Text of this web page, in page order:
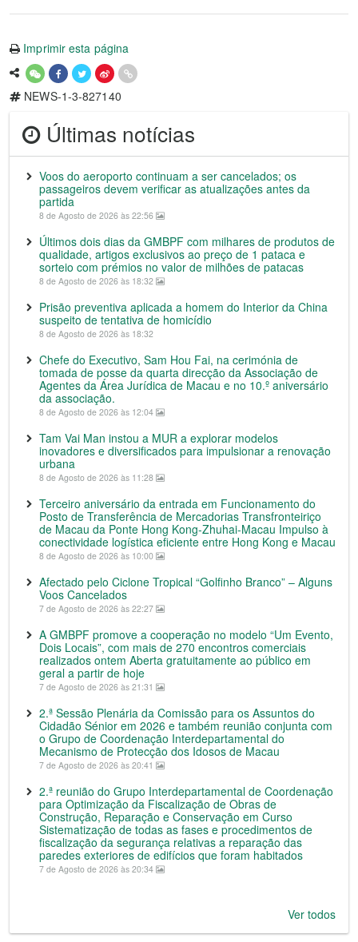
Imprimir esta página
NEWS-1-3-827140
Últimas notícias
Voos do aeroporto continuam a ser cancelados; os
passageiros devem verificar as atualizações antes da
partida
8 de Agosto de 2026 às 22:56
Últimos dois dias da GMBPF com milhares de produtos de
qualidade, artigos exclusivos ao preço de 1 pataca e
sorteio com prémios no valor de milhões de patacas
8 de Agosto de 2026 às 18:32
Prisão preventiva aplicada a homem do Interior da China
suspeito de tentativa de homicídio
8 de Agosto de 2026 às 18:32
Chefe do Executivo, Sam Hou Fai, na cerimónia de
tomada de posse da quarta direcção da Associação de
Agentes da Área Jurídica de Macau e no 10.º aniversário
da associação.
8 de Agosto de 2026 às 12:04
Tam Vai Man instou a MUR a explorar modelos
inovadores e diversificados para impulsionar a renovação
urbana
8 de Agosto de 2026 às 11:28
Terceiro aniversário da entrada em Funcionamento do
Posto de Transferência de Mercadorias Transfronteiriço
de Macau da Ponte Hong Kong-Zhuhai-Macau Impulso à
conectividade logística eficiente entre Hong Kong e Macau
8 de Agosto de 2026 às 10:00
Afectado pelo Ciclone Tropical “Golfinho Branco” – Alguns
Voos Cancelados
7 de Agosto de 2026 às 22:27
A GMBPF promove a cooperação no modelo “Um Evento,
Dois Locais”, com mais de 270 encontros comerciais
realizados ontem Aberta gratuitamente ao público em
geral a partir de hoje
7 de Agosto de 2026 às 21:31
2.ª Sessão Plenária da Comissão para os Assuntos do
Cidadão Sénior em 2026 e também reunião conjunta com
o Grupo de Coordenação Interdepartamental do
Mecanismo de Protecção dos Idosos de Macau
7 de Agosto de 2026 às 20:41
2.ª reunião do Grupo Interdepartamental de Coordenação
para Optimização da Fiscalização de Obras de
Construção, Reparação e Conservação em Curso
Sistematização de todas as fases e procedimentos de
fiscalização da segurança relativas a reparação das
paredes exteriores de edifícios que foram habitados
7 de Agosto de 2026 às 20:34
Ver todos